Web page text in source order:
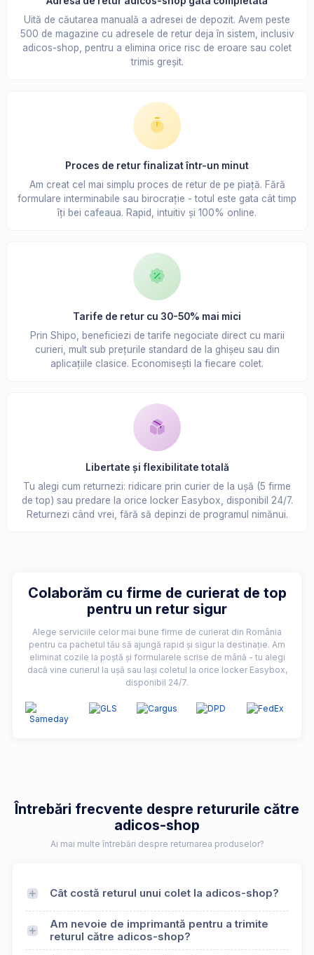
Uită de căutarea manuală a adresei de depozit. Avem peste
500 de magazine cu adresele de retur deja în sistem, inclusiv
adicos-shop, pentru a elimina orice risc de eroare sau colet
trimis greșit.
Proces de retur finalizat într-un minut
Am creat cel mai simplu proces de retur de pe piață. Fără
formulare interminabile sau birocrație - totul este gata cât timp
îți bei cafeaua. Rapid, intuitiv și 100% online.
Tarife de retur cu 30-50% mai mici
Prin Shipo, beneficiezi de tarife negociate direct cu marii
curieri, mult sub prețurile standard de la ghișeu sau din
aplicațiile clasice. Economisești la fiecare colet.
Libertate și flexibilitate totală
Tu alegi cum returnezi: ridicare prin curier de la ușă (5 firme
de top) sau predare la orice locker Easybox, disponibil 24/7.
Returnezi când vrei, fără să depinzi de programul nimănui.
Colaborăm cu firme de curierat de top
pentru un retur sigur
Alege serviciile celor mai bune firme de curierat din România
pentru ca pachetul tău să ajungă rapid și sigur la destinație. Am
eliminat cozile la poștă și formularele scrise de mână - tu alegi
dacă vine curierul la ușă sau lași coletul la orice locker Easybox,
disponibil 24/7.
Întrebări frecvente despre retururile către
adicos-shop
Ai mai multe întrebări despre returnarea produselor?
Cât costă returul unui colet la adicos-shop?
Am nevoie de imprimantă pentru a trimite
returul către adicos-shop?